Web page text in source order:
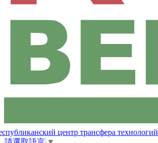
центр трансфера технологий